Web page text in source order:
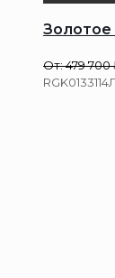
Золотое
От:479 700
RGK0133114Л